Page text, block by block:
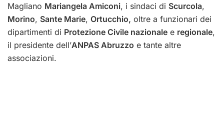
Magliano Mariangela Amiconi, i sindaci di Scurcola,
Morino, Sante Marie, Ortucchio, oltre a funzionari dei
dipartimenti di Protezione Civile nazionale e regionale,
il presidente dell’ANPAS Abruzzo e tante altre
associazioni.